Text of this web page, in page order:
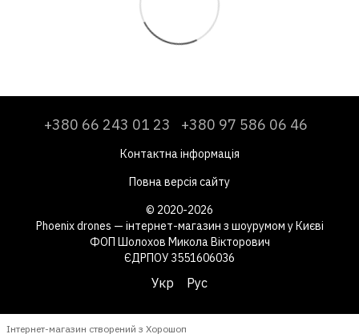
+380 66 243 01 23 +380 97 586 06 46
Контактна інформація
Повна версія сайту
© 2020-2026
Phoenix drones — інтернет-магазин з шоурумом у Києві
ФОП Шолохов Микола Вікторович
ЄДРПОУ 3551606036
Укр Рус
Інтернет-магазин створений з Хорошоп